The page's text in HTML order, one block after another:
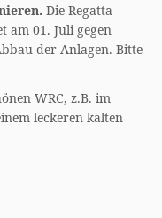
Die Regatta
am 01. Juli gegen
der Anlagen. Bitte
WRC, z.B. im
leckeren kalten